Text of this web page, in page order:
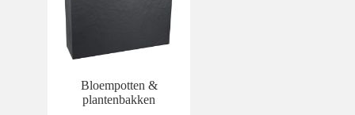
Bloempotten &
plantenbakken